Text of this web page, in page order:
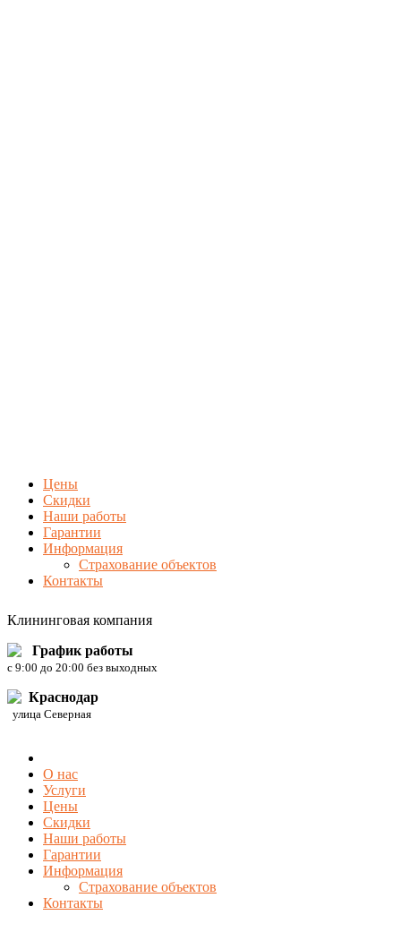
Цены
Скидки
Наши работы
Гарантии
Информация
Страхование объектов
Контакты
Клининговая компания
График работы
c 9:00 до 20:00 без выходных
Краснодар
улица Северная
О нас
Услуги
Цены
Скидки
Наши работы
Гарантии
Информация
Страхование объектов
Контакты